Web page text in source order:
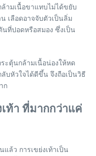
ล้ามเนื้อขาแทบไม่ได้ขยับ
เลือดอาจจับตัวเป็นลิ่ม
ที่ปอดหรือสมอง ซึ่งเป็น
ระตุ้นกล้ามเนื้อน่องให้หด
บหัวใจได้ดีขึ้น จึงถือเป็นวิธี
ก
ท้า ที่มากกว่าแค่
ล้ว การเขย่งเท้าเป็น